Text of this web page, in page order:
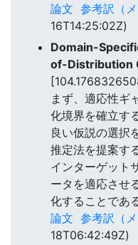
論文 参考訳（メ
16T14:25:02Z)
Domain-
of-Distribution
まず、適応性ギ
化境界を確立す
良い仮説の選択
推定法を提案す
インターゲット
ータを適応させ
化することである
論文 参考訳（メ
18T06:42:49Z)